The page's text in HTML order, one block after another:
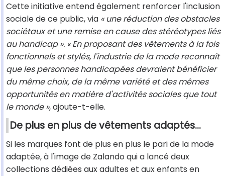
Cette initiative entend également renforcer l'inclusion
sociale de ce public, via « une réduction des obstacles
sociétaux et une remise en cause des stéréotypes liés
au handicap ». « En proposant des vêtements à la fois
fonctionnels et stylés, l'industrie de la mode reconnaît
que les personnes handicapées devraient bénéficier
du même choix, de la même variété et des mêmes
opportunités en matière d'activités sociales que tout
le monde »,ajoute-t-elle.
De plus en plus de vêtements adaptés...
Si les marques font de plus en plus le pari de la mode
adaptée, à l'image de Zalando qui a lancé deux
collections dédiées aux adultes et aux enfants en